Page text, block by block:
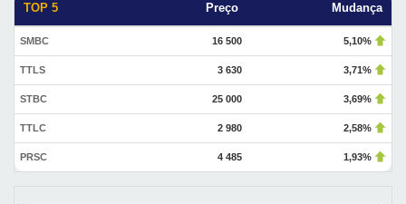
TOP 5 Preço Mudança
SMBC 16 500 5,10%
TTLS 3 630 3,71%
STBC 25 000 3,69%
TTLC 2 980 2,58%
PRSC 4 485 1,93%